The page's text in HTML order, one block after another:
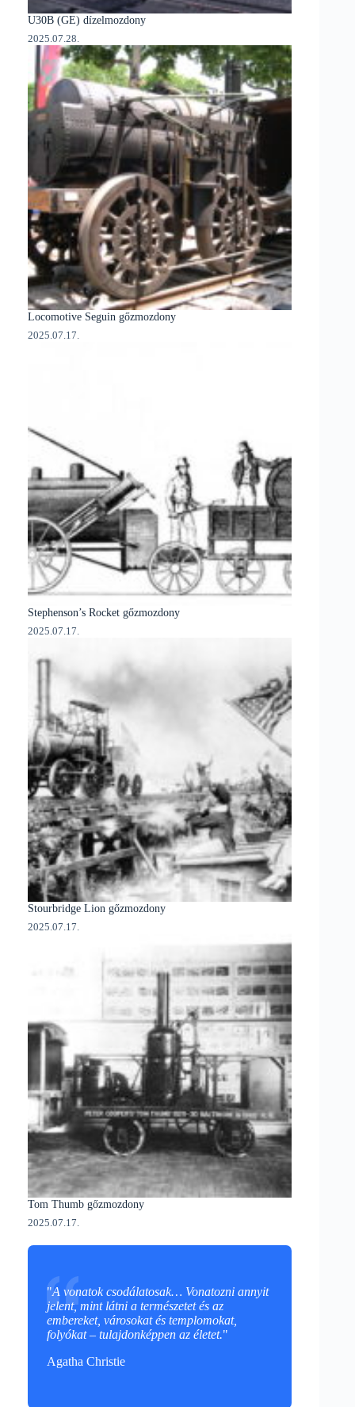
U30B (GE) dízelmozdony
2025.07.28.
Locomotive Seguin gőzmozdony
2025.07.17.
Stephenson’s Rocket gőzmozdony
2025.07.17.
Stourbridge Lion gőzmozdony
2025.07.17.
Tom Thumb gőzmozdony
2025.07.17.
"A vonatok csodálatosak… Vonatozni annyit
jelent, mint látni a természetet és az
embereket, városokat és templomokat,
folyókat – tulajdonképpen az életet."
Agatha Christie